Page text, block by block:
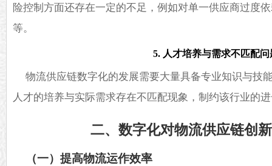
险控制方面还存在一定的不足，例如对单一供应商过度
等。
5. 人才培养与需求不匹配问
物流供应链数字化的发展需要大量具备专业知识与技
人才的培养与实际需求存在不匹配现象，制约该行业的
二、数字化对物流供应链创
（一）提高物流运作效率